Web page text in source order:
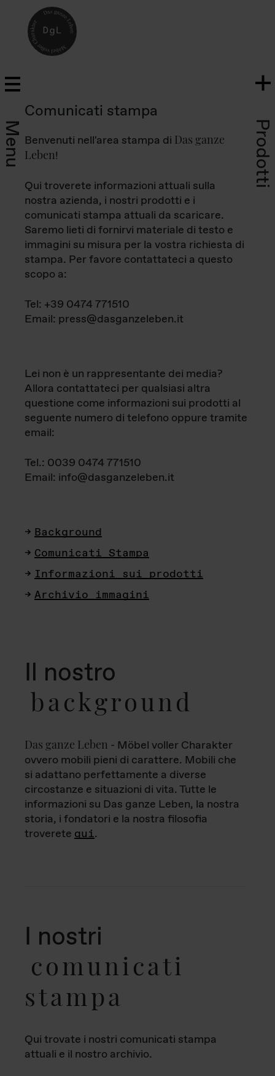
Menu Prodotti
Comunicati stampa
Benvenuti nell'area stampa di Das ganze
Leben!
Qui troverete informazioni attuali sulla
nostra azienda, i nostri prodotti e i
comunicati stampa attuali da scaricare.
Saremo lieti di fornirvi materiale di testo e
immagini su misura per la vostra richiesta di
stampa. Per favore contattateci a questo
scopo a:
Tel: +39 0474 771510
Email: press@dasganzeleben.it
Lei non è un rappresentante dei media?
Allora contattateci per qualsiasi altra
questione come informazioni sui prodotti al
seguente numero di telefono oppure tramite
email:
Tel.: 0039 0474 771510
Email: info@dasganzeleben.it
Background
Comunicati Stampa
Informazioni sui prodotti
Archivio immagini
Il nostro
background
Das ganze Leben - Möbel voller Charakter
ovvero mobili pieni di carattere. Mobili che
si adattano perfettamente a diverse
circostanze e situazioni di vita. Tutte le
informazioni su Das ganze Leben, la nostra
storia, i fondatori e la nostra filosofia
troverete qui.
I nostri
comunicati
stampa
Qui trovate i nostri comunicati stampa
attuali e il nostro archivio.